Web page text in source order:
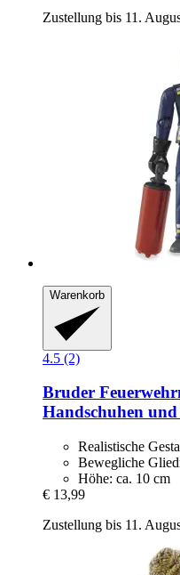
Zustellung bis 11.
Warenkorb
4.5 (2)
Bruder
Handschuhen
Realistische
Bewegliche
Höhe: ca. 10 cm
€ 13,99
Zustellung bis 11.